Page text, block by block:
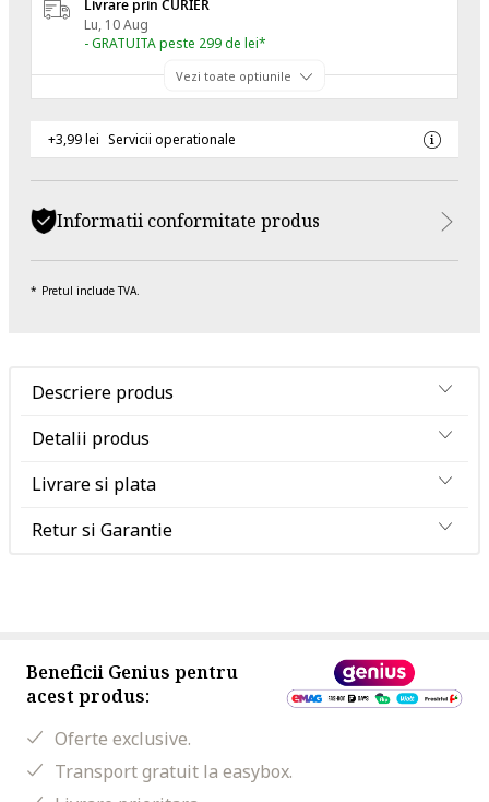
Livrare prin CURIER
Lu, 10 Aug
- GRATUITA peste 299 de lei*
Vezi toate optiunile
+3,99 lei Servicii operationale
Informatii conformitate produs
Pretul include TVA.
Descriere produs
Detalii produs
Livrare si plata
Retur si Garantie
Beneficii Genius pentru
acest produs:
Oferte exclusive.
Transport gratuit la easybox.